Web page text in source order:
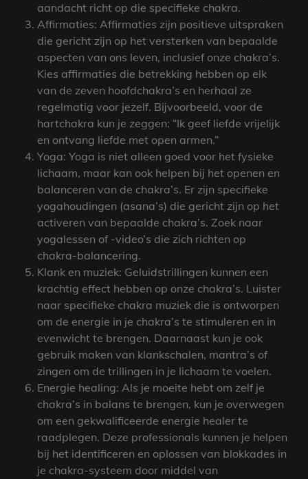
aandacht richt op die specifieke chakra.
Affirmaties: Affirmaties zijn positieve uitspraken
die gericht zijn op het versterken van bepaalde
aspecten van ons leven, inclusief onze chakra’s.
Kies affirmaties die betrekking hebben op elk
van de zeven hoofdchakra’s en herhaal ze
regelmatig voor jezelf. Bijvoorbeeld, voor de
hartchakra kun je zeggen: “Ik geef liefde vrijelijk
en ontvang liefde met open armen.”
Yoga: Yoga is niet alleen goed voor het fysieke
lichaam, maar kan ook helpen bij het openen en
balanceren van de chakra’s. Er zijn specifieke
yogahoudingen (asana’s) die gericht zijn op het
activeren van bepaalde chakra’s. Zoek naar
yogalessen of -video’s die zich richten op
chakra-balancering.
Klank en muziek: Geluidstrillingen kunnen een
krachtig effect hebben op onze chakra’s. Luister
naar specifieke chakra muziek die is ontworpen
om de energie in je chakra’s te stimuleren en in
evenwicht te brengen. Daarnaast kun je ook
gebruik maken van klankschalen, mantra’s of
zingen om de trillingen in je lichaam te voelen.
Energie healing: Als je moeite hebt om zelf je
chakra’s in balans te brengen, kun je overwegen
om een gekwalificeerde energie healer te
raadplegen. Deze professionals kunnen je helpen
bij het identificeren en oplossen van blokkades in
je chakra-systeem door middel van